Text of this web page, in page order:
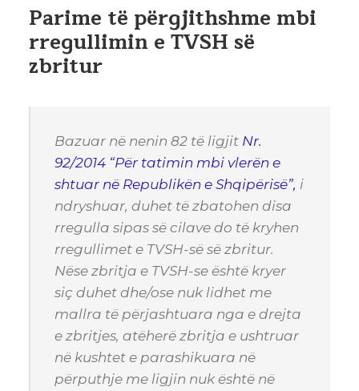
Parime të përgjithshme mbi
rregullimin e TVSH së
zbritur
Bazuar në nenin 82 të ligjit Nr.
92/2014 “Për tatimin mbi vlerën e
shtuar në Republikën e Shqipërisë”, i
ndryshuar, duhet të zbatohen disa
rregulla sipas së cilave do të kryhen
rregullimet e TVSH-së së zbritur.
Nëse zbritja e TVSH-se është kryer
siç duhet dhe/ose nuk lidhet me
mallra të përjashtuara nga e drejta
e zbritjes, atëherë zbritja e ushtruar
në kushtet e parashikuara në
përputhje me ligjin nuk është në